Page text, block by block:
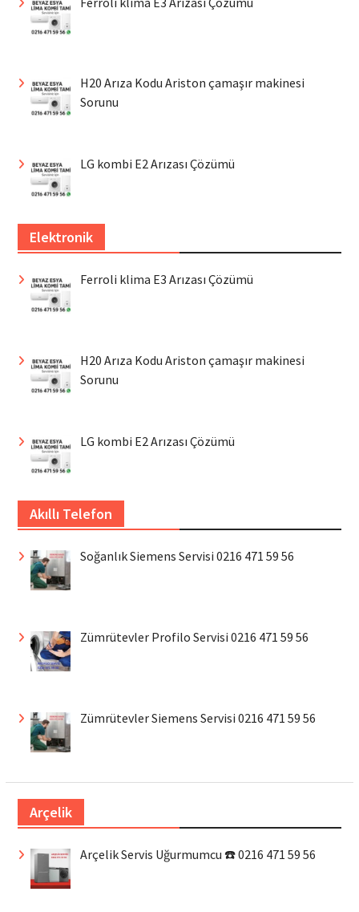
H20 Arıza Kodu Ariston çamaşır makinesi
Sorunu
LG kombi E2 Arızası Çözümü
Elektronik
Ferroli klima E3 Arızası Çözümü
H20 Arıza Kodu Ariston çamaşır makinesi
Sorunu
LG kombi E2 Arızası Çözümü
Akıllı Telefon
Soğanlık Siemens Servisi 0216 471 59 56
Zümrütevler Profilo Servisi 0216 471 59 56
Zümrütevler Siemens Servisi 0216 471 59 56
Arçelik
Arçelik Servis Uğurmumcu ☎️ 0216 471 59 56